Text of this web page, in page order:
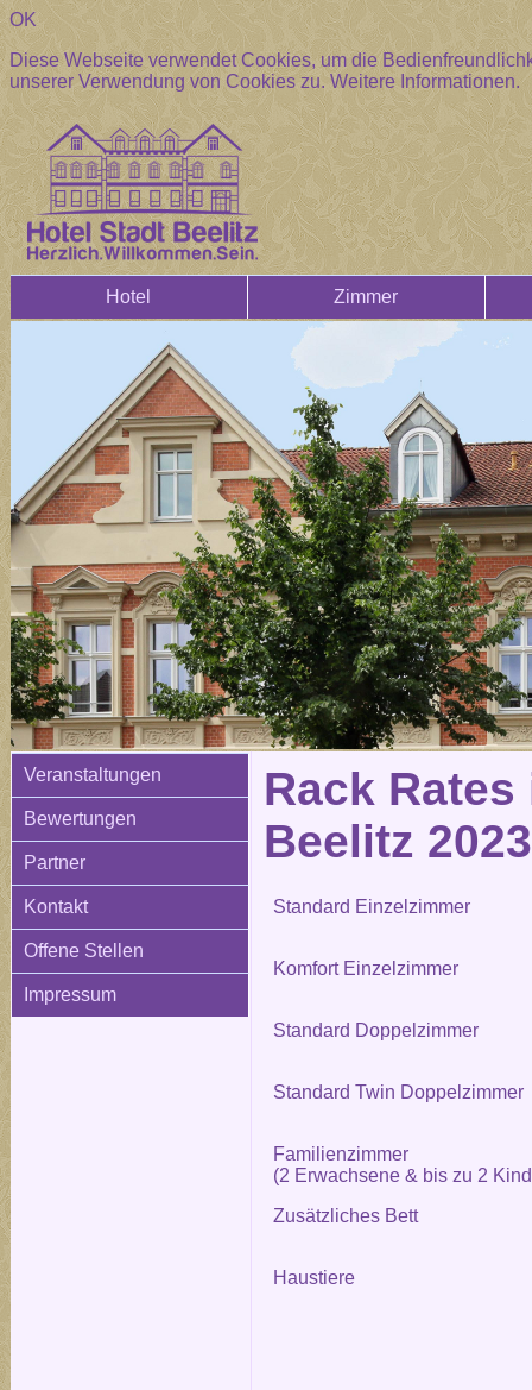
OK
Diese Webseite verwendet Cookies, um die
unserer Verwendung von Cookies zu.Weitere Informationen.
Hotel Zimmer
Veranstaltungen
Bewertungen
Partner
Kontakt
Offene Stellen
Impressum
Rack
Beelitz 2023
Standard Einzelzimmer
Komfort Einzelzimmer
Standard Doppelzimmer
Standard Twin Doppelzimmer
Familienzimmer
(2 Erwachsene & bis zu 2
Zusätzliches Bett
Haustiere